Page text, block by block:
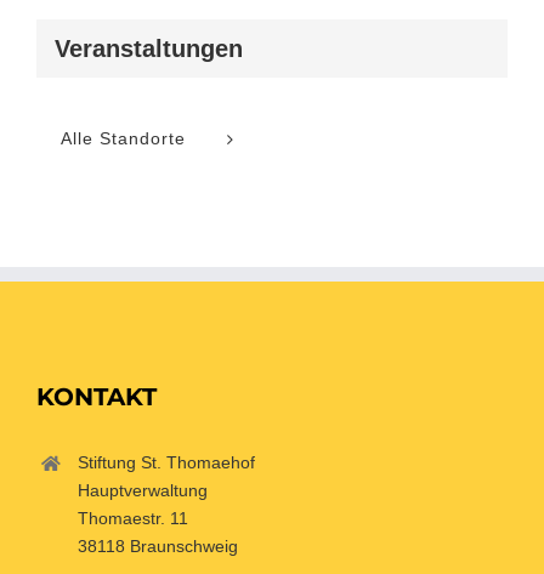
Veranstaltungen
Alle Standorte
KONTAKT
Stiftung St. Thomaehof
Hauptverwaltung
Thomaestr. 11
38118 Braunschweig